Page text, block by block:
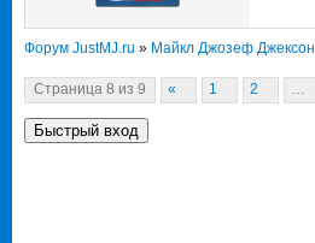
Форум JustMJ.ru » Майкл Джозеф Джексон
Страница 8 из 9 « 1 2 …